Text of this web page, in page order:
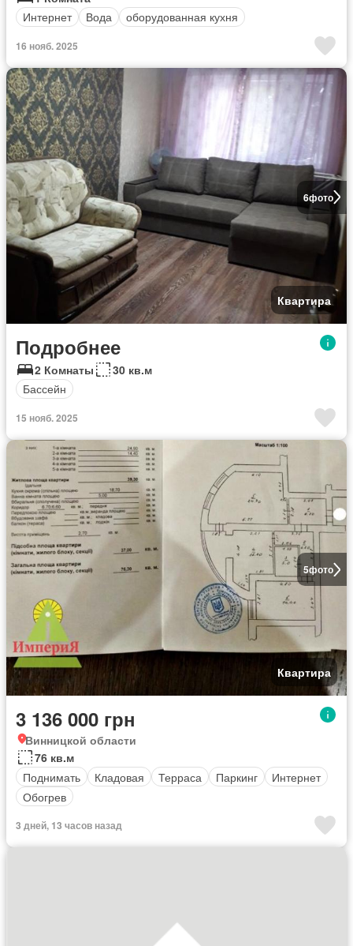
Интернет
Вода оборудованная кухня
16 нояб. 2025
6фото
Квартира
Подробнее
2 Комнаты
30 кв.м
Бассейн
15 нояб. 2025
5фото
Квартира
3 136 000 грн
Винницкой области
76 кв.м
Поднимать
Кладовая Терраса Паркинг
Интернет
Обогрев
3 дней, 13 часов назад